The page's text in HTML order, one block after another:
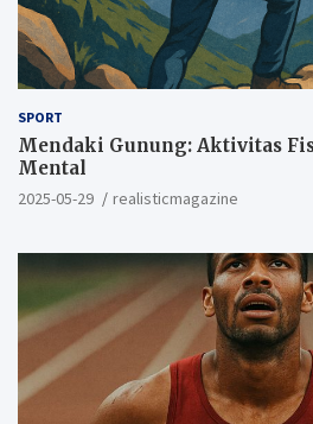
SPORT
Mendaki Gunung: Aktivitas
Mental
2025-05-29 realisticmagazine